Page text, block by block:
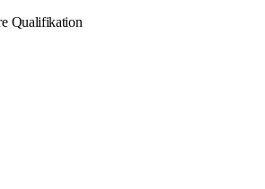
Qualifikation